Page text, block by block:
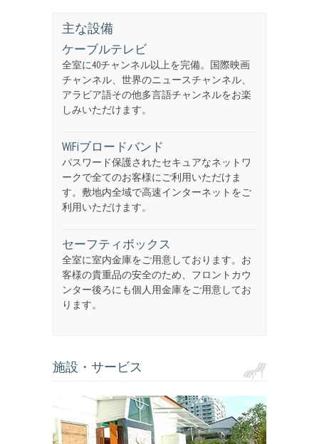
主な設備
ケーブルテレビ
全室に40チャンネル以上を完備。国際映画
チャンネル、世界のニュースチャンネル、
アラビア語その他多言語チャンネルをお楽
しみいただけます。
WiFiブロードバンド
パスワード保護されたセキュアなネットワ
ークで全てのお客様にご利用いただけま
す。敷地内全域で高速インターネットをご
利用いただけます。
セーフティボックス
全室に室内金庫をご用意しております。お
客様の貴重品の安全のため、フロントカウ
ンター後ろにも個人用金庫をご用意してお
ります。
施設・サービス